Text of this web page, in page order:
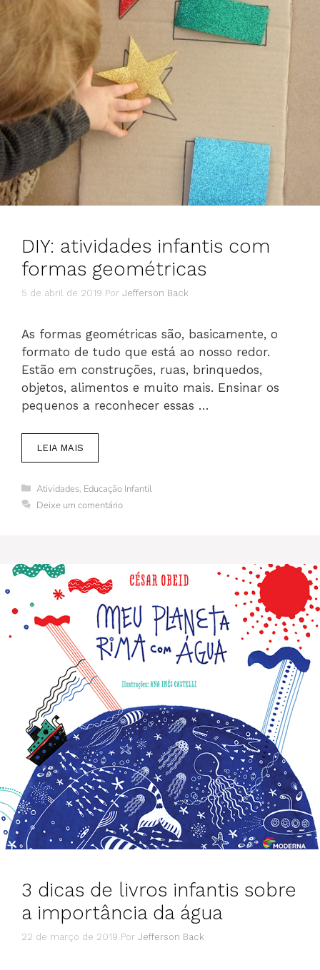
DIY: atividades infantis com
formas geométricas
5 de abril de 2019 Por Jefferson Back
As formas geométricas são, basicamente, o
formato de tudo que está ao nosso redor.
Estão em construções, ruas, brinquedos,
objetos, alimentos e muito mais. Ensinar os
pequenos a reconhecer essas …
LEIA MAIS
Categorias
Atividades, Educação Infantil
Deixe um comentário
3 dicas de livros infantis sobre
a importância da água
22 de março de 2019 Por Jefferson Back